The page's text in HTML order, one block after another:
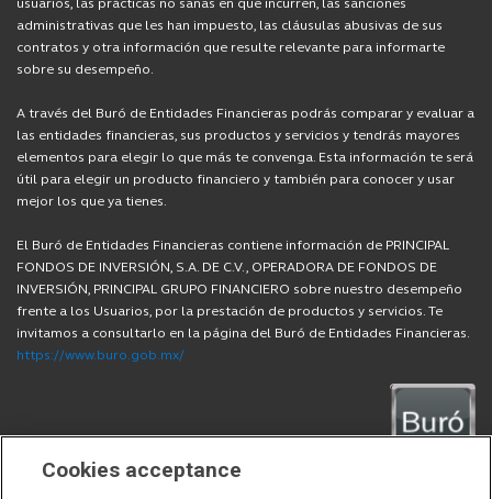
usuarios, las prácticas no sanas en que incurren, las sanciones
administrativas que les han impuesto, las cláusulas abusivas de sus
contratos y otra información que resulte relevante para informarte
sobre su desempeño.
A través del Buró de Entidades Financieras podrás comparar y evaluar a
las entidades financieras, sus productos y servicios y tendrás mayores
elementos para elegir lo que más te convenga. Esta información te será
útil para elegir un producto financiero y también para conocer y usar
mejor los que ya tienes.
El Buró de Entidades Financieras contiene información de PRINCIPAL
FONDOS DE INVERSIÓN, S.A. DE C.V., OPERADORA DE FONDOS DE
INVERSIÓN, PRINCIPAL GRUPO FINANCIERO sobre nuestro desempeño
frente a los Usuarios, por la prestación de productos y servicios. Te
invitamos a consultarlo en la página del Buró de Entidades Financieras.
https://www.buro.gob.mx/
Cookies acceptance